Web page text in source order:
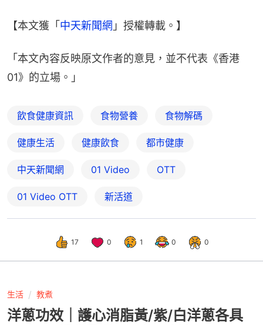
【本文獲「 中天新聞網 」授權轉載。】
「本文內容反映原文作者的意見，並不代表《香港
01》的立場。」
飲食健康資訊 食物營養 食物解碼
健康生活 健康飲食 都市健康
中天新聞網 01 Video OTT
01‌ ‌Video‌ ‌OTT 新活道
17 0 1 0 0
生活 教煮
洋蔥功效｜護心消脂黃/紫/白洋蔥各具